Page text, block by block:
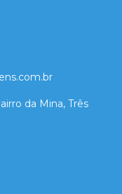
da Mina, Três